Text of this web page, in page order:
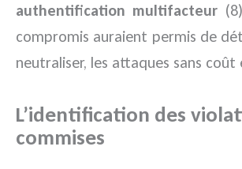
authentification multifacteur
compromis auraient permis de
neutraliser, les attaques sans coût
L’identification des
commises